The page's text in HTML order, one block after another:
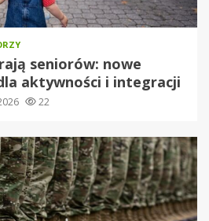
seniorów: nowe
aktywności i integracji
22